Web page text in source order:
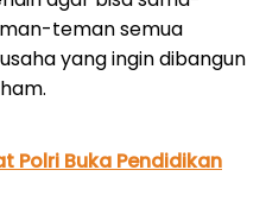
teman semua
yang ingin dibangun
Polri Buka Pendidikan